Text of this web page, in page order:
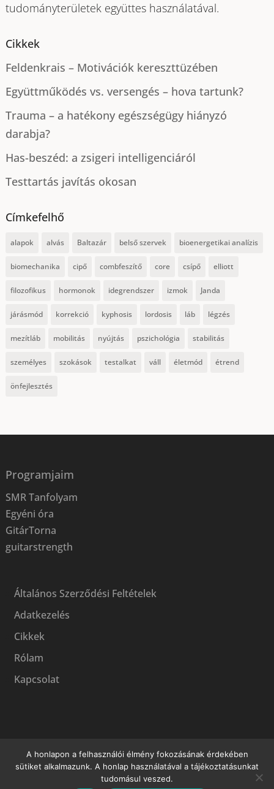
tudományterületek együttes használatával.
Cikkek
Feldenkrais – Motivációk kereszttüzében
Együttműködés vs. versengés – hova tartunk?
Trauma – a hatékony egészségügy hiányzó
darabja?
Has-beszéd: a zsigeri intelligenciáról
Testtartás javítás okosan
Címkefelhő
alapok alvás Baltazár belső szervek bioenergetikai analízis
biomechanika cipő combfeszítő core csípő elliott
filozofikus hormonok idegrendszer izmok Janda
járásmód korrekció kyphosis lordosis láb légzés
mezítláb mobilitás nyújtás pszichológia stabilitás
személyes szokások testalkat váll életmód étrend
önfejlesztés
Programjaim
SMR Tanfolyam
Egyéni óra
GitárTorna
guitarstrength
Általános Szerződési Feltételek
Adatkezelés
Cikkek
Rólam
Kapcsolat
A honlapon a felhasználói élmény fokozásának érdekében
sütiket alkalmazunk. A honlap használatával a tájékoztatásunkat
tudomásul veszed.